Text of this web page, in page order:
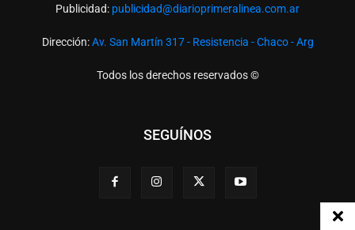
Publicidad: publicidad@diarioprimeralinea.com.ar
Dirección:Av. San Martín 317 - Resistencia - Chaco - Arg
Todos los derechos reservados ©
SEGUÍNOS